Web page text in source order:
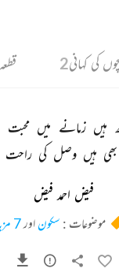
کی کہانی2 قطعہ
ہیں زمانے میں محبت
بھی ہیں وصل کی راحت
فیض احمد فیض
موضوعات : سکوناور7 مزید